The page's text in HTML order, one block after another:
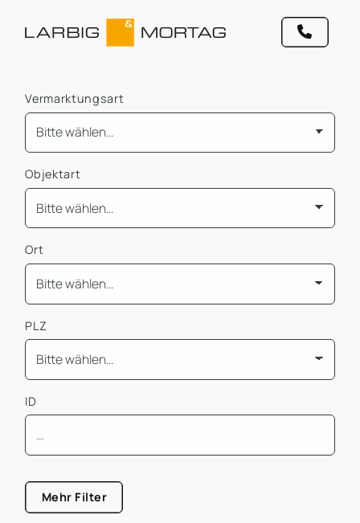
Vermarktungsart
Objektart
Ort
PLZ
ID
Mehr Filter